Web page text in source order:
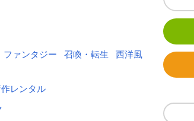
ファンタジー 召喚・転生
西洋風
レンタル